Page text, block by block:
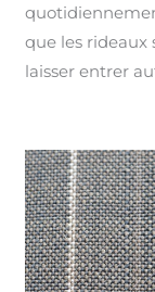
que les rideaux
laisser entrer